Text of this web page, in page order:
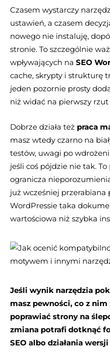
Czasem wystarczy
ustawień, a czasem
nowego nie instaluję,
stronie. To szczególnie
wpływających na SEO
cache, skrypty i strukturę
jeden pozornie prosty
niż widać na pierwszy rzut
Dobrze działa też praca
masz wtedy czarno na
testów, uwagi po
jeśli coś pójdzie nie tak.
ogranicza
już wcześniej przerabiana
WordPressie taka
wartościowa niż szybka
Jeśli wynik narzędzia
masz pewności, co z
poprawiać strony na
zmiana potrafi dotknąć
SEO albo działania